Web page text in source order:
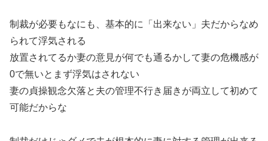
制裁が必要もなにも、基本的に「出来ない」夫だからなめ
られて浮気される
放置されてるか妻の意見が何でも通るかして妻の危機感が
0で無いとまず浮気はされない
妻の貞操観念欠落と夫の管理不行き届きが両立して初めて
可能だからな